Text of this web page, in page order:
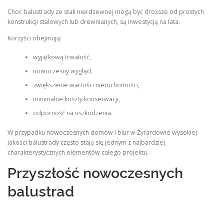
Choć balustrady ze stali nierdzewnej mogą być droższe od prostych
konstrukcji stalowych lub drewnianych, są inwestycją na lata.
Korzyści obejmują:
wyjątkową trwałość,
nowoczesny wygląd,
zwiększenie wartości nieruchomości,
minimalne koszty konserwacji,
odporność na uszkodzenia.
W przypadku nowoczesnych domów i biur w Żyrardowie wysokiej
jakości balustrady często stają się jednym z najbardziej
charakterystycznych elementów całego projektu.
Przyszłość nowoczesnych
balustrad